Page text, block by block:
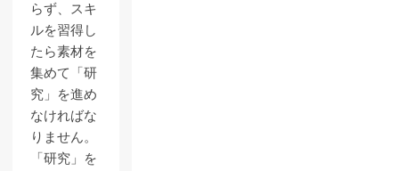
らず、スキ
ルを習得し
たら素材を
集めて「研
究」を進め
なければな
りません。
「研究」を